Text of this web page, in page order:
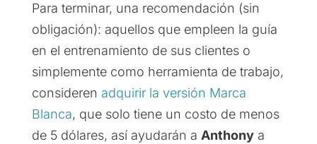
Para terminar, una recomendación (sin
obligación): aquellos que empleen la guía
en el entrenamiento de sus clientes o
simplemente como herramienta de trabajo,
consideren adquirir la versión Marca
Blanca, que solo tiene un costo de menos
de 5 dólares, así ayudarán a Anthonya